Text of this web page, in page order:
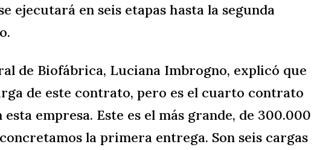
ejecutará en seis etapas hasta la segunda
de Biofábrica, Luciana Imbrogno, explicó que
de este contrato, pero es el cuarto contrato
empresa. Este es el más grande, de 300.000
la primera entrega. Son seis cargas